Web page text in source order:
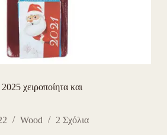
χειροποίητα και
Wood 2 Σχόλια